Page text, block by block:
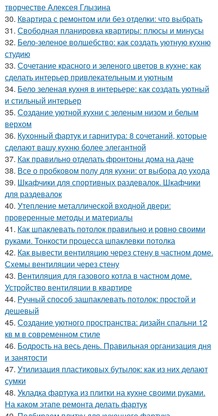
творчестве Алексея Глызина
30. Квартира с ремонтом или без отделки: что выбрать
31. Свободная планировка квартиры: плюсы и минусы
32. Бело-зеленое волшебство: как создать уютную кухню
студию
33. Сочетание красного и зеленого цветов в кухне: как
сделать интерьер привлекательным и уютным
34. Бело зеленая кухня в интерьере: как создать уютный
и стильный интерьер
35. Создание уютной кухни с зеленым низом и белым
верхом
36. Кухонный фартук и гарнитура: 8 сочетаний, которые
сделают вашу кухню более элегантной
37. Как правильно отделать фронтоны дома на даче
38. Все о пробковом полу для кухни: от выбора до ухода
39. Шкафчики для спортивных раздевалок. Шкафчики
для раздевалок
40. Утепление металлической входной двери:
проверенные методы и материалы
41. Как шпаклевать потолок правильно и ровно своими
руками. Тонкости процесса шпаклевки потолка
42. Как вывести вентиляцию через стену в частном доме.
Схемы вентиляции через стену
43. Вентиляция для газового котла в частном доме.
Устройство вентиляции в квартире
44. Ручный способ зашпаклевать потолок: простой и
дешевый
45. Создание уютного пространства: дизайн спальни 12
кв м в современном стиле
46. Бодрость на весь день. Правильная организация дня
и занятости
47. Утилизация пластиковых бутылок: как из них делают
сумки
48. Укладка фартука из плитки на кухне своими руками.
На каком этапе ремонта делать фартук